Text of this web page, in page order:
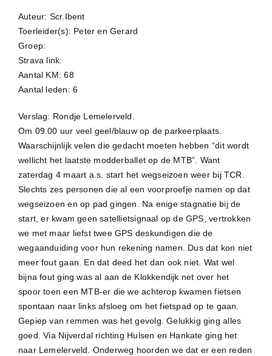
Auteur: Scr.Ibent
Toerleider(s): Peter en Gerard
Groep:
Strava link:
Aantal KM: 68
Aantal leden: 6
Verslag: Rondje Lemelerveld.
Om 09.00 uur veel geel/blauw op de parkeerplaats.
Waarschijnlijk velen die gedacht moeten hebben “dit wordt
wellicht het laatste modderballet op de MTB”. Want
zaterdag 4 maart a.s. start het wegseizoen weer bij TCR.
Slechts zes personen die al een voorproefje namen op dat
wegseizoen en op pad gingen. Na enige stagnatie bij de
start, er kwam geen satellietsignaal op de GPS, vertrokken
we met maar liefst twee GPS deskundigen die de
wegaanduiding voor hun rekening namen. Dus dat kon niet
meer fout gaan. En dat deed het dan ook niet. Wat wel
bijna fout ging was al aan de Klokkendijk net over het
spoor toen een MTB-er die we achterop kwamen fietsen
spontaan naar links afsloeg om het fietspad op te gaan.
Gepiep van remmen was het gevolg. Gelukkig ging alles
goed. Via Nijverdal richting Hulsen en Hankate ging het
naar Lemelerveld. Onderweg hoorden we dat er een reden